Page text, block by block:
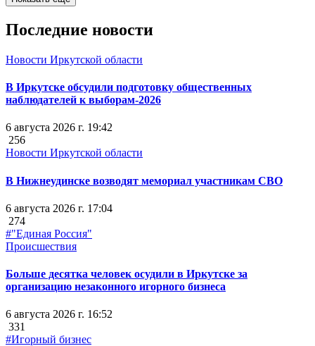
Последние новости
Новости Иркутской области
В Иркутске обсудили подготовку общественных
наблюдателей к выборам-2026
6 августа 2026 г. 19:42
256
Новости Иркутской области
В Нижнеудинске возводят мемориал участникам СВО
6 августа 2026 г. 17:04
274
#"Единая Россия"
Происшествия
Больше десятка человек осудили в Иркутске за
организацию незаконного игорного бизнеса
6 августа 2026 г. 16:52
331
#Игорный бизнес